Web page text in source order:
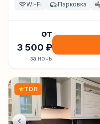
Wi-Fi Парковка
от
3 500 ₽
за ночь
★ТОП